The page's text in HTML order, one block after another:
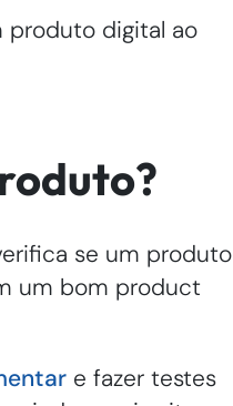
produto digital ao
se um produto
um bom product
e fazer testes